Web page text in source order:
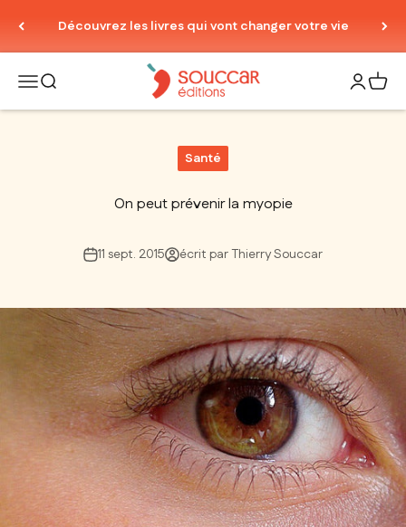
Découvrez les livres qui vont changer votre vie
Ouvrir la navigation
Ouvrir la rechercheThierry Souccar Editions Ouvrir
Voir
Santé
On peut prévenir la myopie
11 sept. 2015 écrit par Thierry Souccar